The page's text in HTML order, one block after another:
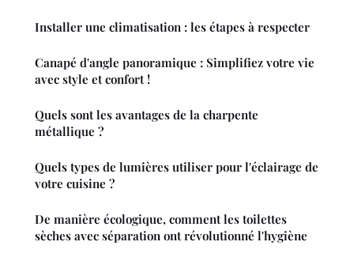
Installer une climatisation : les étapes à respecter
Canapé d'angle panoramique : Simplifiez votre vie
avec style et confort !
Quels sont les avantages de la charpente
métallique ?
Quels types de lumières utiliser pour l'éclairage de
votre cuisine ?
De manière écologique, comment les toilettes
sèches avec séparation ont révolutionné l'hygiène